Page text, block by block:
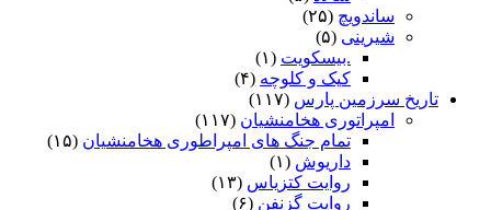
ساندویچ (۲۵)
شیرینی (۵)
.بیسکویت (۱)
کیک و کلوچه (۴)
تاریخ سرزمین پارس (۱۱۷)
امپراتوری هخامنشیان (۱۱۷)
تمام جنگ های امپراطوری هخامنشیان (۱۵)
داریوش (۱)
روایت کتزیاس (۱۳)
روایت گزنفن (۶)